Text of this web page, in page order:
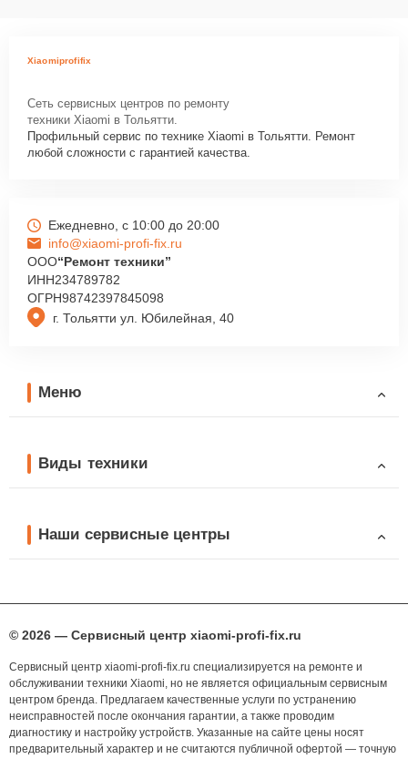
Xiaomiprofifix
Сеть сервисных центров по ремонту
техники Xiaomi в Тольятти.
Профильный сервис по технике Xiaomi в Тольятти. Ремонт
любой сложности с гарантией качества.
г. Тольятти ул. Юбилейная, 40
Ежедневно, с 10:00 до 20:00
info@xiaomi-profi-fix.ru
ООО“Ремонт техники”
ИНН234789782
ОГРН98742397845098
Меню
Виды техники
Наши сервисные центры
© 2026 — Сервисный центр xiaomi-profi-fix.ru
Сервисный центр xiaomi-profi-fix.ru специализируется на ремонте и
обслуживании техники Xiaomi, но не является официальным сервисным
центром бренда. Предлагаем качественные услуги по устранению
неисправностей после окончания гарантии, а также проводим
диагностику и настройку устройств. Указанные на сайте цены носят
предварительный характер и не считаются публичной офертой — точную